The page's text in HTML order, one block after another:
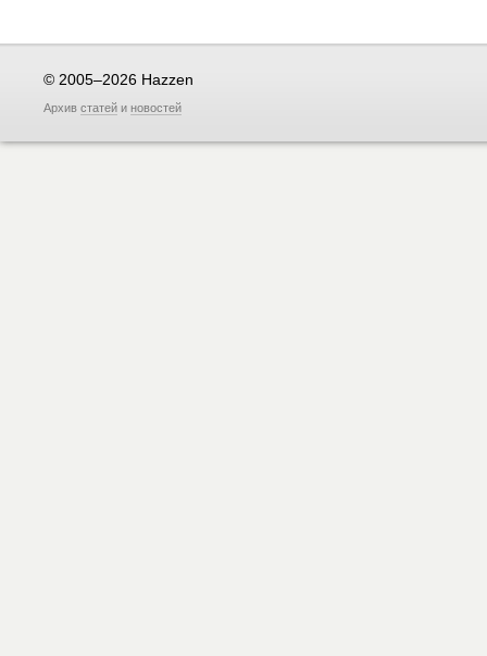
© 2005–2026 Hazzen
Архив статей и новостей